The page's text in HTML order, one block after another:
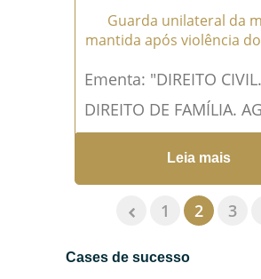
Guarda unilateral da
mantida após violência
Ementa: "DIREITO CIVIL.
DIREITO DE FAMÍLIA.
DE INSTRUMENTO.
GUARDA. INSURGÊNCIA
GENITOR CONTRA
QUE FIXA GUARDA
UNILATERAL DO FILHO...
Leia mais
1 2 3
Cases de sucesso